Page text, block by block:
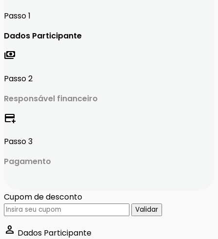
Passo 1
Dados Participante
payments
Passo 2
Responsável financeiro
add_card
Passo 3
Pagamento
Cupom de desconto
Validar
person Dados Participante